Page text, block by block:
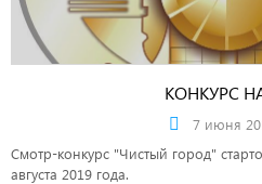
КОНКУРС
7 июня
Смотр-конкурс "Чистый город"
августа 2019 года.